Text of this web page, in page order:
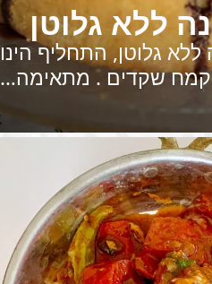
ללא גלוטן
ללא גלוטן, התחליף הינו
קמח שקדים . מתאימה…